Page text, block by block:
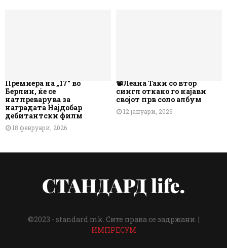
Премиера на „17“ во
Берлин, ќе се
натпреварува за
наградата Најдобар
дебитантски филм
18 февруари, 2026
📽️Леана Таќи со втор
сингл откако го најави
својот прв соло албум
12 јануари, 2026
©2023 - standard.mk. Сите права се задржани. |
ИМПРЕСУМ